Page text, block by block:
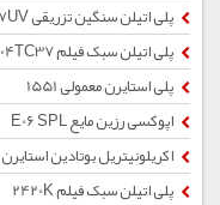
پلی اتیلن سنگین تزریقی 62N07UV
پلی اتیلن سبک فیلم 2004TC37
پلی استایرن معمولی 1551
اپوکسی رزین مایع E06 SPL
اکریلونیتریل بوتادین استایرن 50 - گرید طبیعی
پلی اتیلن سبک فیلم 2420K